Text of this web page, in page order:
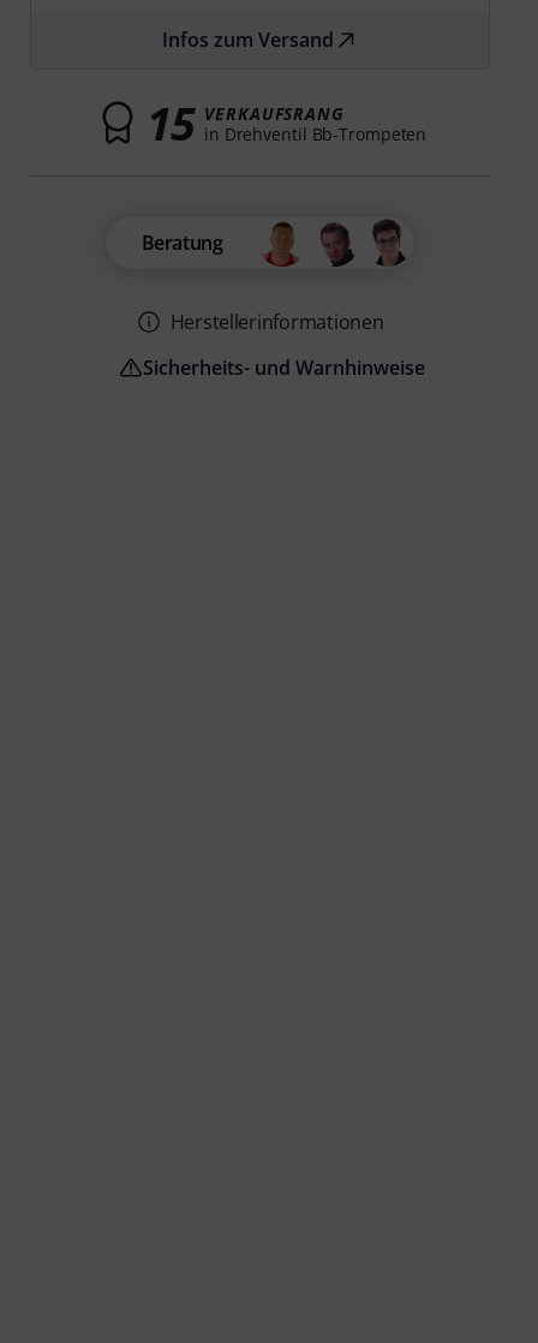
Infos zum Versand
15 VERKAUFSRANG
in Drehventil Bb-Trompeten
Beratung
Herstellerinformationen
Sicherheits- und Warnhinweise